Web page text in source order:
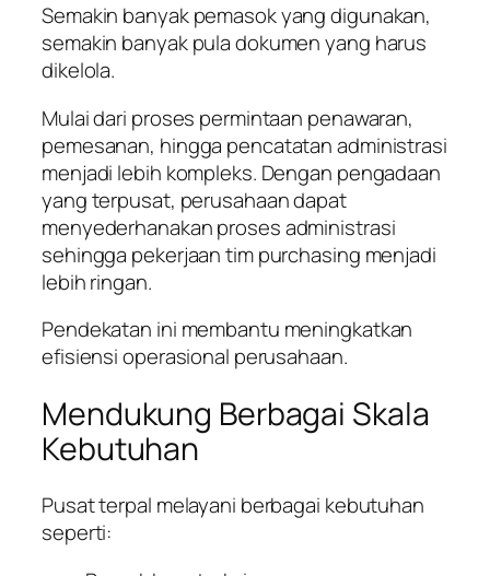
Semakin banyak pemasok yang digunakan,
semakin banyak pula dokumen yang harus
dikelola.
Mulai dari proses permintaan penawaran,
pemesanan, hingga pencatatan administrasi
menjadi lebih kompleks. Dengan pengadaan
yang terpusat, perusahaan dapat
menyederhanakan proses administrasi
sehingga pekerjaan tim purchasing menjadi
lebih ringan.
Pendekatan ini membantu meningkatkan
efisiensi operasional perusahaan.
Mendukung Berbagai Skala
Kebutuhan
Pusat terpal melayani berbagai kebutuhan
seperti: